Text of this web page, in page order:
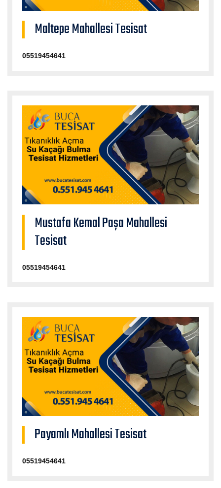
Maltepe Mahallesi Tesisat
05519454641
Mustafa Kemal Paşa Mahallesi
Tesisat
05519454641
Payamlı Mahallesi Tesisat
05519454641